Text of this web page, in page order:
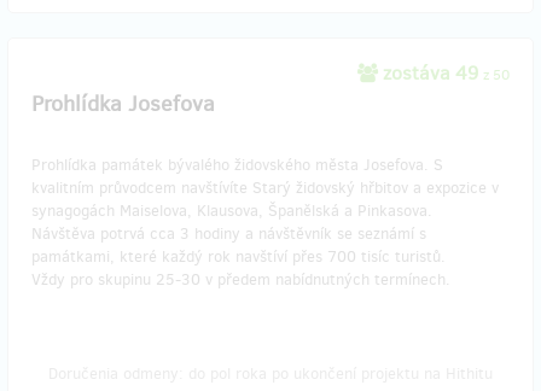
zostáva 49 z 50
Prohlídka Josefova
Prohlídka památek bývalého židovského města Josefova. S
kvalitním průvodcem navštívíte Starý židovský hřbitov a expozice v
synagogách Maiselova, Klausova, Španělská a Pinkasova.
Návštěva potrvá cca 3 hodiny a návštěvník se seznámí s
památkami, které každý rok navštíví přes 700 tisíc turistů.
Vždy pro skupinu 25-30 v předem nabídnutných termínech.